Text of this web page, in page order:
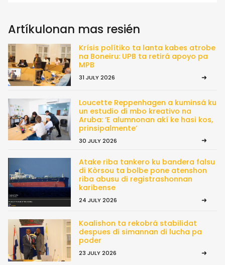
Artíkulonan mas resién
Krísis polítiko ta lanta kabes atrobe
na Boneiru: UPB ta retirá apoyo pa
MPB
31 JULY 2026
Loucette Reppenhagen a kuminsá ku
un estudio di mbo kreativo na
Aruba: ‘E alumnonan akí ke hasi kos,
prinsipalmente’
30 JULY 2026
Atake riba tankero ku bandera falsu
di Kòrsou ta bolbe pone atenshon
riba abusu di registrashonnan
karibense
24 JULY 2026
Koalishon ta rekobrá stabilidat
despues di simannan di lucha pa
poder
23 JULY 2026